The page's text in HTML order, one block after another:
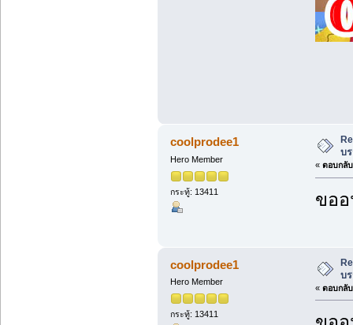
coolprodee1
Hero Member
กระทู้: 13411
บ
« ตอบกลั
ขอ
coolprodee1
Hero Member
กระทู้: 13411
บ
« ตอบกลั